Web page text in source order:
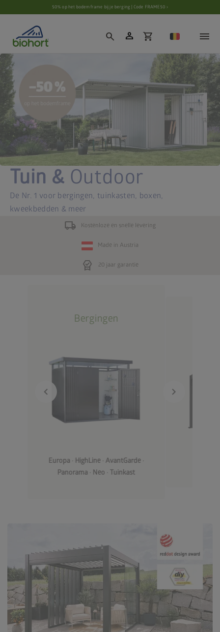
Cookie-instellingen50% op het bodemframe bij je berging | Code FRAME50 ›
search person shopping_cart
Tuin & Outdoor
De Nr. 1 voor bergingen, tuinkasten, boxen,
kweekbedden & meer
local_shipping Kostenloze en snelle levering
Made in Austria
editor_choice 20 jaar garantie
Bergingen
Europa HighLine AvantGarde
Panorama
Neo Tuinkast
chevron_left chevron_right